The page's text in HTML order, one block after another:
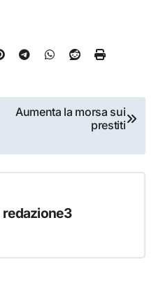
Aumenta la morsa sui
prestiti
redazione3